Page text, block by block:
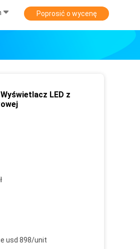
Poprosić o wycenę
LED z
usd 898/unit